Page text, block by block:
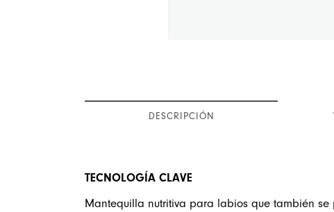
DESCRIPCIÓN
TECNOLOGÍA CLAVE
Mantequilla nutritiva para labios que también